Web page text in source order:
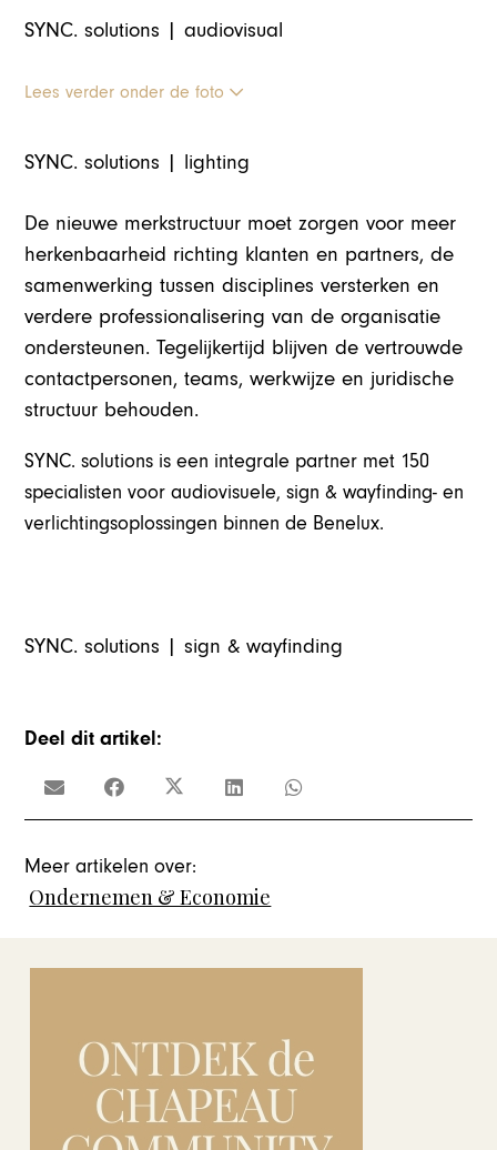
SYNC. solutions | audiovisual
Lees verder onder de foto
SYNC. solutions | lighting
De nieuwe merkstructuur moet zorgen voor meer
herkenbaarheid richting klanten en partners, de
samenwerking tussen disciplines versterken en
verdere professionalisering van de organisatie
ondersteunen. Tegelijkertijd blijven de vertrouwde
contactpersonen, teams, werkwijze en juridische
structuur behouden.
SYNC. solutions is een integrale partner met 150
specialisten voor audiovisuele, sign & wayfinding- en
verlichtingsoplossingen binnen de Benelux.
SYNC. solutions | sign & wayfinding
Deel dit artikel:
Meer artikelen over:
Ondernemen & Economie